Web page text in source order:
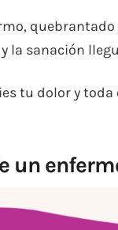
la sanación
tu dolor y
un